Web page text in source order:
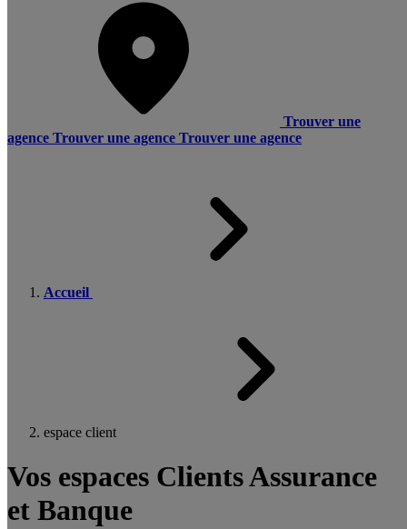
Trouver une
agence Trouver une agence Trouver une agence
Accueil
espace client
Vos espaces Clients Assurance
et Banque